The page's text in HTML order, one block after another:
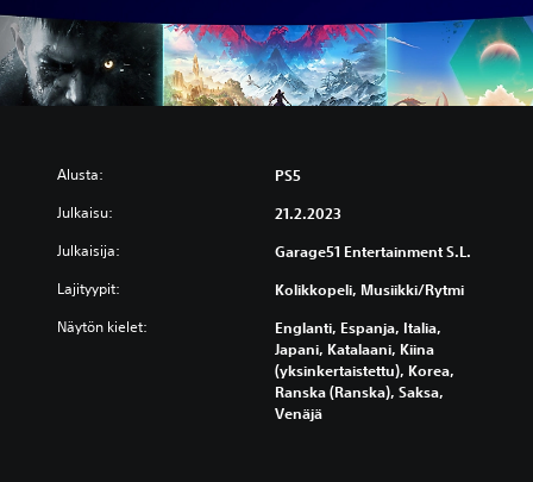
Alusta: PS5
Julkaisu: 21.2.2023
Julkaisija: Garage51 Entertainment S.L.
Lajityypit: Kolikkopeli, Musiikki/rytmi
Näytön kielet:
Englanti, Espanja, Italia,
Japani, Katalaani, Kiina
(yksinkertaistettu), Korea,
Ranska (Ranska), Saksa,
Venäjä